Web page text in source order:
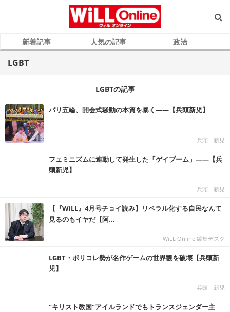
新着記事 人気の記事 政治
LGBT
LGBTの記事
パリ五輪、開会式騒動の本質を暴く――【兵頭新児】
兵頭 新児
フェミニズムに連動して発生した「ゲイブーム」――【兵
頭新児】
兵頭 新児
【『WiLL』4月号チョイ読み】リベラル化する自民なんて
見るのもイヤだ【阿...
WiLL Online 編集デスク
LGBT・ポリコレ勢が名作ゲームの世界観を破壊【兵頭新
児】
兵頭 新児
"キリスト教国"アイルランドでもトランスジェンダー主